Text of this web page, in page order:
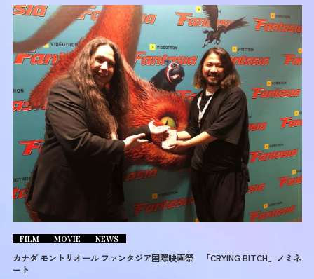
FILM MOVIE NEWS
カナダ モントリオール ファンタジア国際映画祭 「CRYING BITCH」ノミネ
ート